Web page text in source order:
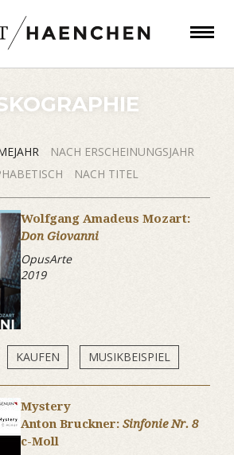
NACH ERSCHEINUNGSJAHR
NACH TITEL
Wolfgang Amadeus Mozart:
Don Giovanni
OpusArte
2019
KAUFEN MUSIKBEISPIEL
Mystery
Anton Bruckner: Sinfonie Nr. 8
c-Moll